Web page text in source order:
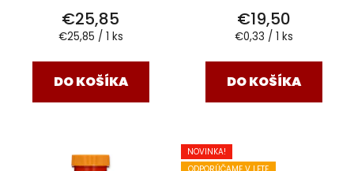
€25,85
Jednotková
€25,85 / 1 ks
DO KOŠÍKA
€19,50
Jednotková
€0,33 / 1 ks
DO KOŠÍKA
NOVINKA!